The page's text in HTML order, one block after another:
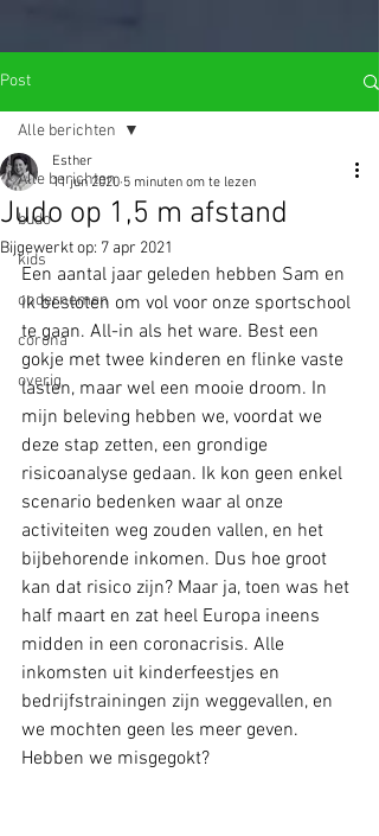
Post
Alle berichten
budo
kids
ondernemen
corona
overig
Alle berichten
Judo op 1,5 m afstand
Esther
11 jun 2020 5 minuten om te lezen
Bijgewerkt op: 7 apr 2021
Een aantal jaar geleden hebben Sam en
ik besloten om vol voor onze sportschool
te gaan. All-in als het ware. Best een
gokje met twee kinderen en flinke vaste
lasten, maar wel een mooie droom. In
mijn beleving hebben we, voordat we
deze stap zetten, een grondige
risicoanalyse gedaan. Ik kon geen enkel
scenario bedenken waar al onze
activiteiten weg zouden vallen, en het
bijbehorende inkomen. Dus hoe groot
kan dat risico zijn? Maar ja, toen was het
half maart en zat heel Europa ineens
midden in een coronacrisis. Alle
inkomsten uit kinderfeestjes en
bedrijfstrainingen zijn weggevallen, en
we mochten geen les meer geven.
Hebben we misgegokt?